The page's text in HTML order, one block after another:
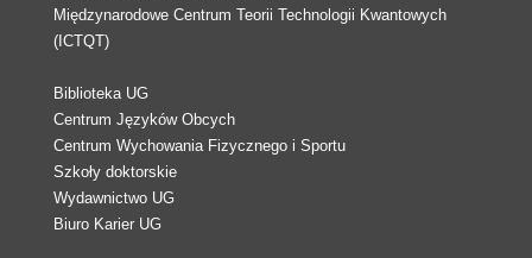
Międzynarodowe Centrum Teorii Technologii Kwantowych
(ICTQT)
Biblioteka UG
Centrum Języków Obcych
Centrum Wychowania Fizycznego i Sportu
Szkoły doktorskie
Wydawnictwo UG
Biuro Karier UG